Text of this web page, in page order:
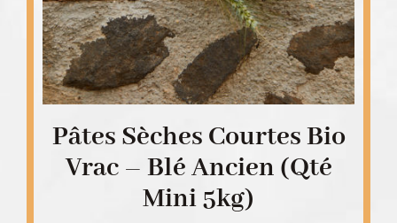
Pâtes Sèches Courtes Bio
Vrac – Blé Ancien (qté
Mini 5kg)